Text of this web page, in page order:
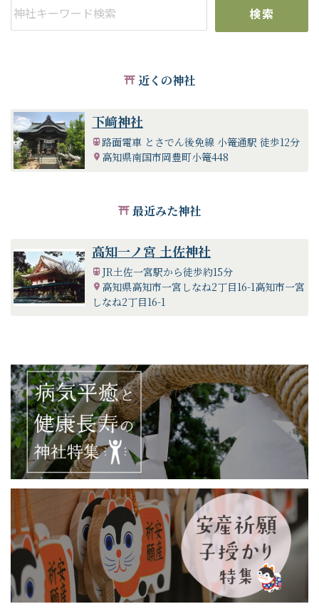
検索
近くの神社
下﨑神社
路面電車 とさでん後免線 小篭通駅 徒歩12分
高知県南国市岡豊町小篭448
最近みた神社
高知一ノ宮 土佐神社
JR土佐一宮駅から徒歩約15分
高知県高知市一宮しなね2丁目16-1高知市一宮
しなね2丁目16-1